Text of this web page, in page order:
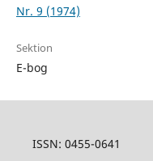
Nr. 9 (1974)
Sektion
E-bog
ISSN: 0455-0641